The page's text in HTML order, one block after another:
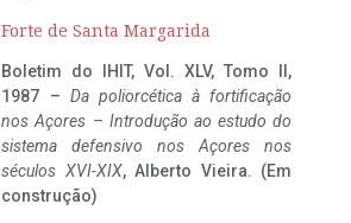
Forte de Santa Margarida
Boletim do IHIT, Vol. XLV, Tomo II,
1987 – Da poliorcética à fortificação
nos Açores – Introdução ao estudo do
sistema defensivo nos Açores nos
séculos XVI-XIX, Alberto Vieira. (Em
construção)